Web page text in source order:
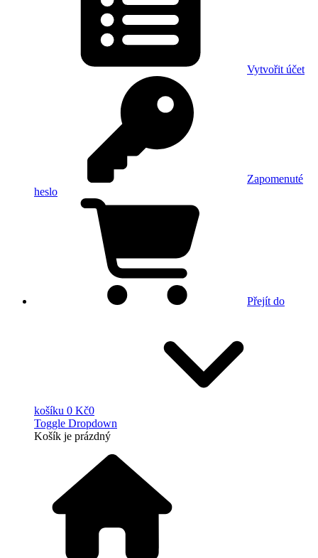
Vytvořit účet
Zapomenuté
heslo
Přejít do
košíku 0 Kč0
Toggle Dropdown
Košík je prázdný